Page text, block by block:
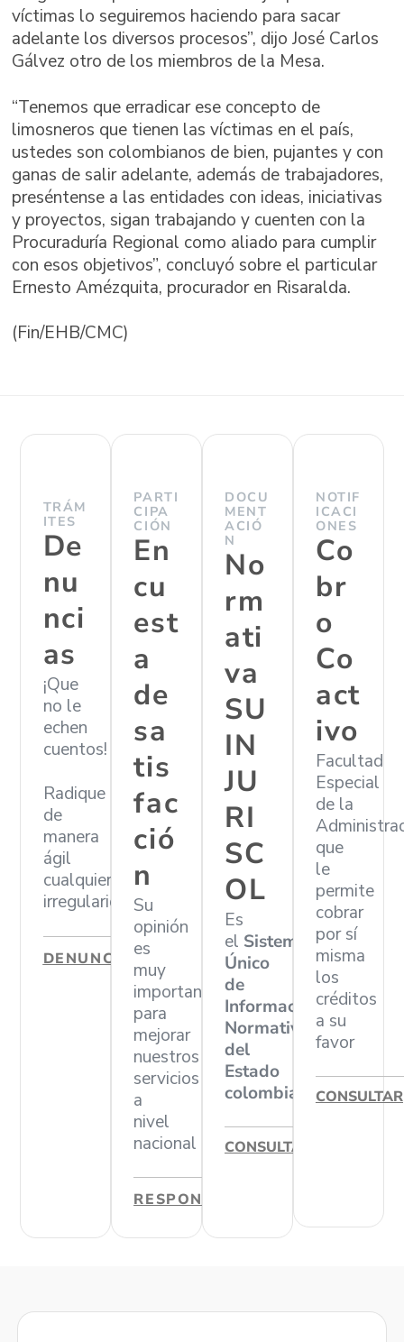
víctimas lo seguiremos haciendo para sacar
adelante los diversos procesos”, dijo José Carlos
Gálvez otro de los miembros de la Mesa.
“Tenemos que erradicar ese concepto de
limosneros que tienen las víctimas en el país,
ustedes son colombianos de bien, pujantes y con
ganas de salir adelante, además de trabajadores,
preséntense a las entidades con ideas, iniciativas
y proyectos, sigan trabajando y cuenten con la
Procuraduría Regional como aliado para cumplir
con esos objetivos”, concluyó sobre el particular
Ernesto Amézquita, procurador en Risaralda.
(Fin/EHB/CMC)
TRÁM
ITES
De
nu
nci
as
¡Que
no le
echen
cuentos!
Radique
de
manera
ágil
cualquier
irregularidad
DENUNCIAR
PARTI
CIPA
CIÓN
En
cu
est
a
de
sa
tis
fac
ció
n
Su
opinión
es
muy
importante
para
mejorar
nuestros
servicios
a
nivel
nacional
RESPONDER
DOCU
MENT
ACIÓ
N
No
rm
ati
va
SU
IN
JU
RI
SC
OL
Es
el Sistema
Único
de
Información
Normativa
del
Estado
colombiano
CONSULTAR
NOTIF
ICACI
ONES
Co
br
o
Co
act
ivo
Facultad
Especial
de la
que
le
permite
cobrar
por sí
misma
los
créditos
a su
favor
CONSULTAR